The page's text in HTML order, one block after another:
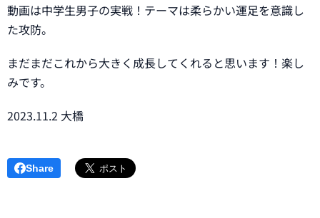
動画は中学生男子の実戦！テーマは柔らかい運足を意識し
た攻防。
まだまだこれから大きく成長してくれると思います！楽し
みです。
2023.11.2 大橋
Share